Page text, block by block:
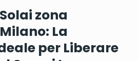
zona
La
per Liberare